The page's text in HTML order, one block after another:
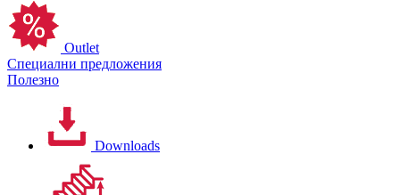
Outlet
Специални предложения
Полезно
Downloads